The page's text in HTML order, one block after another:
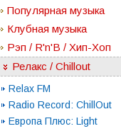
Популярная музыка
Клубная музыка
Рэп / R'n'B / Хип-Хоп
Релакс / Chillout
Relax FM
Radio Record: ChillOut
Европа Плюс: Light